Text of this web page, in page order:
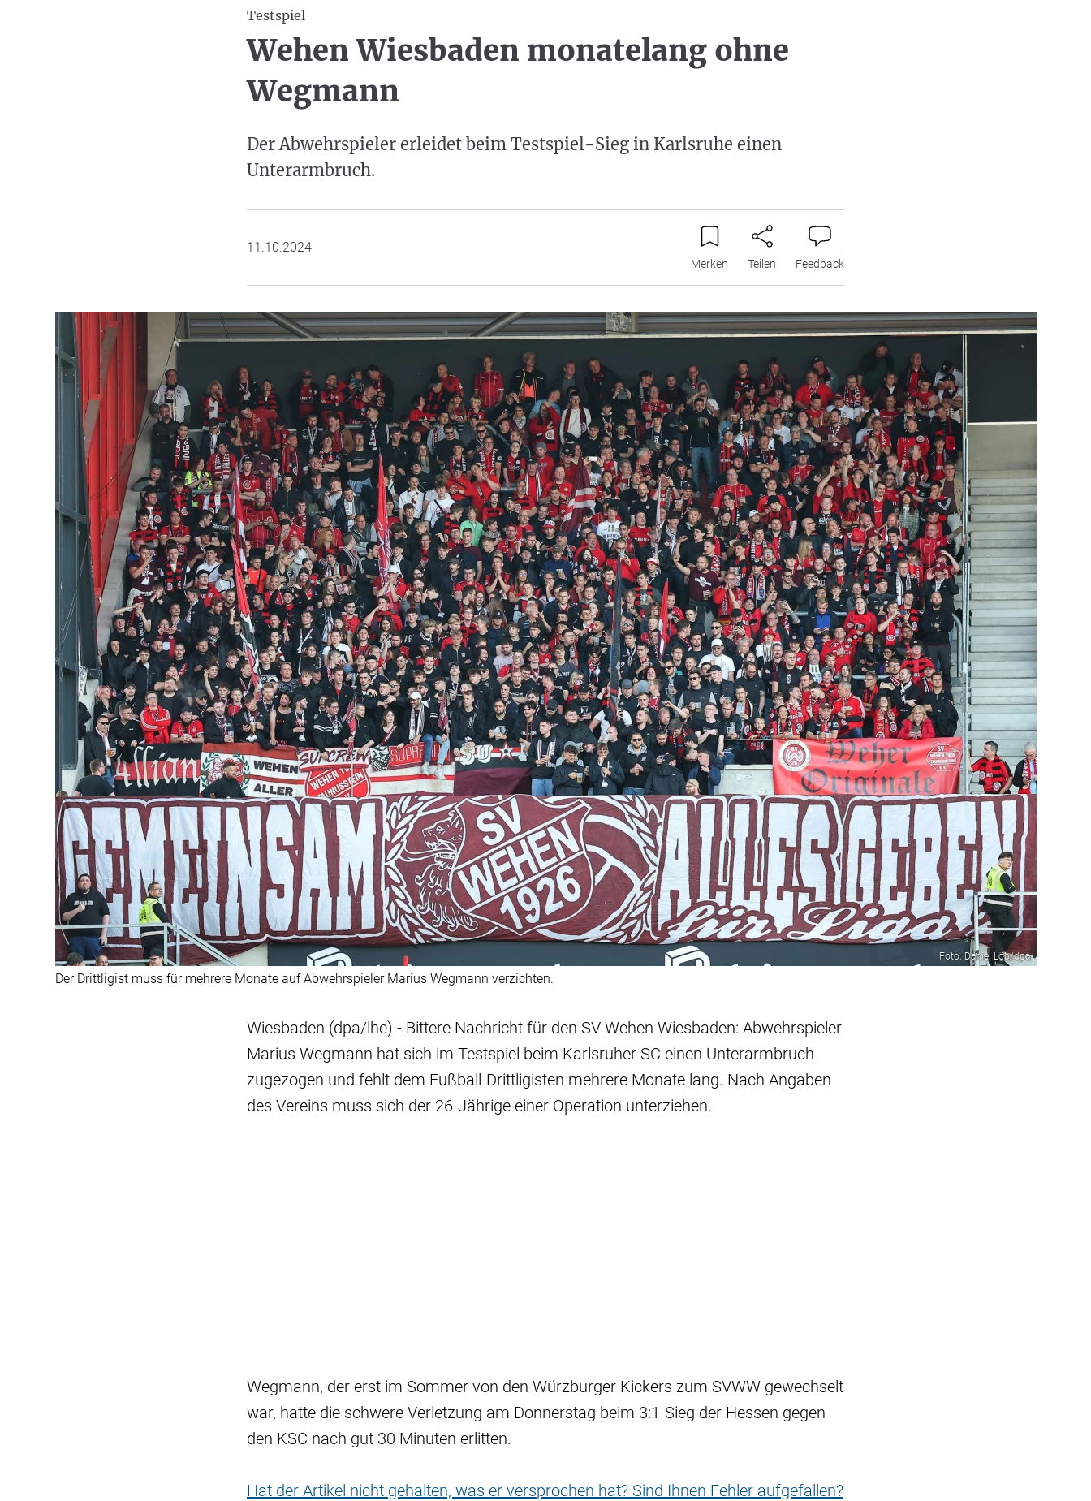
Testspiel
Wehen Wiesbaden monatelang ohne
Wegmann
Der Abwehrspieler erleidet beim Testspiel-Sieg in Karlsruhe einen
Unterarmbruch.
11.10.2024
Merken Teilen Feedback
Foto: Daniel Löb/dpa
Der Drittligist muss für mehrere Monate auf Abwehrspieler Marius Wegmann verzichten.
Wiesbaden (dpa/lhe) - Bittere Nachricht für den SV Wehen Wiesbaden: Abwehrspieler
Marius Wegmann hat sich im Testspiel beim Karlsruher SC einen Unterarmbruch
zugezogen und fehlt dem Fußball-Drittligisten mehrere Monate lang. Nach Angaben
des Vereins muss sich der 26-Jährige einer Operation unterziehen.
Wegmann, der erst im Sommer von den Würzburger Kickers zum SVWW gewechselt
war, hatte die schwere Verletzung am Donnerstag beim 3:1-Sieg der Hessen gegen
den KSC nach gut 30 Minuten erlitten.
Hat der Artikel nicht gehalten, was er versprochen hat? Sind Ihnen Fehler aufgefallen?